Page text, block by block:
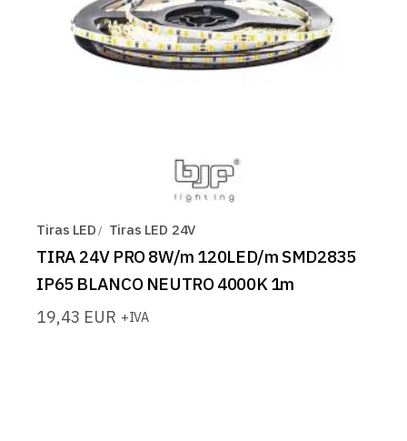
Tiras LED Tiras LED 24V
TIRA 24V PRO 8W/m 120LED/m SMD2835
IP65 BLANCO NEUTRO 4000K 1m
19,43 EUR +IVA